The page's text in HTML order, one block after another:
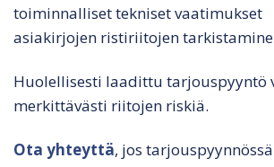
toiminnalliset tekniset vaatimukset
asiakirjojen ristiriitojen
Huolellisesti laadittu tarjouspyyntö
merkittävästi riitojen riskiä.
Ota yhteyttä, jos